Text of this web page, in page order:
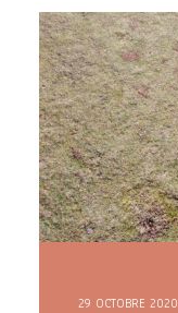
29 OCTOBRE 2020